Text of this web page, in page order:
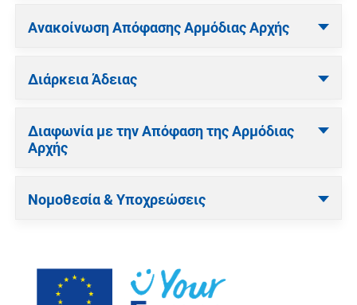
Ανακοίνωση Απόφασης Αρμόδιας Αρχής
Διάρκεια Άδειας
Διαφωνία με την Απόφαση της Αρμόδιας
Αρχής
Νομοθεσία & Υποχρεώσεις